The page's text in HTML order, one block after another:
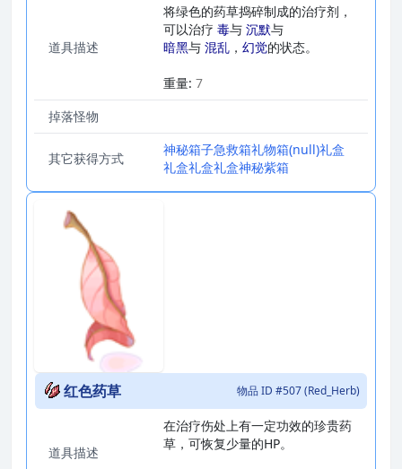
道具描述
将绿色的药草捣碎制成的治疗剂，
可以治疗 毒与 沉默与
暗黑与 混乱 ， 幻觉的状态。
重量: 7
掉落怪物
其它获得方式
神秘箱子急救箱礼物箱(null)礼盒
礼盒礼盒礼盒神秘紫箱
红色药草 物品 ID #507 (Red_Herb)
道具描述
在治疗伤处上有一定功效的珍贵药
草，可恢复少量的HP。